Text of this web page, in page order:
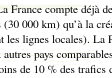
compte déjà deux
000 km) qu’à la
les lignes locales). La
pays
de 10 % des trafics